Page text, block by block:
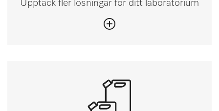
Upptäck fler lösningar för ditt laboratorium